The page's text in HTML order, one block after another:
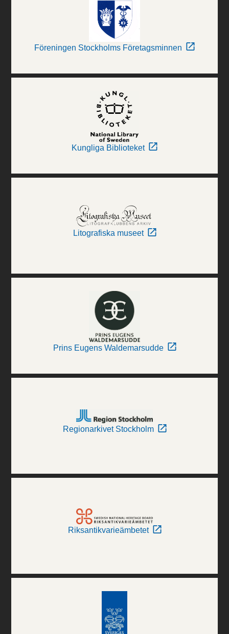
Föreningen Stockholms Företagsminnen
Kungliga Biblioteket
Litografiska museet
Prins Eugens Waldemarsudde
Regionarkivet Stockholm
Riksantikvarieämbetet